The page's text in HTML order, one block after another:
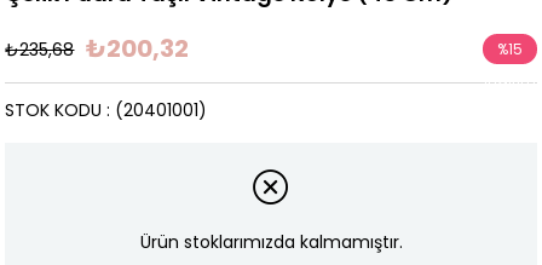
₺235,68 ₺200,32 %15
İndirim
(20401001)
STOK KODU
Ürün stoklarımızda kalmamıştır.